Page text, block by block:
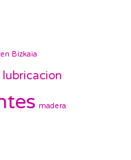
Bizkaia
lubricacion
madera